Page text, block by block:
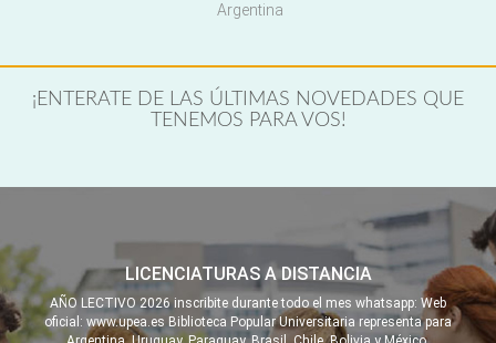
Argentina
¡ENTERATE DE LAS ÚLTIMAS NOVEDADES QUE
TENEMOS PARA VOS!
LICENCIATURAS A DISTANCIA
AÑO LECTIVO 2026 inscribite durante todo el mes whatsapp: Web
oficial: www.upea.es Biblioteca Popular Universitaria representa para